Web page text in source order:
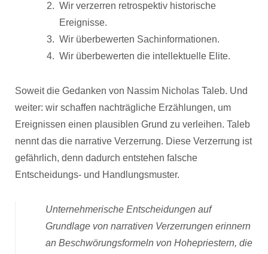
Wir verzerren retrospektiv historische
Ereignisse.
Wir überbewerten Sachinformationen.
Wir überbewerten die intellektuelle Elite.
Soweit die Gedanken von Nassim Nicholas Taleb. Und
weiter: wir schaffen nachträgliche Erzählungen, um
Ereignissen einen plausiblen Grund zu verleihen. Taleb
nennt das die narrative Verzerrung. Diese Verzerrung ist
gefährlich, denn dadurch entstehen falsche
Entscheidungs- und Handlungsmuster.
Unternehmerische Entscheidungen auf
Grundlage von narrativen Verzerrungen erinnern
an Beschwörungsformeln von Hohepriestern, die